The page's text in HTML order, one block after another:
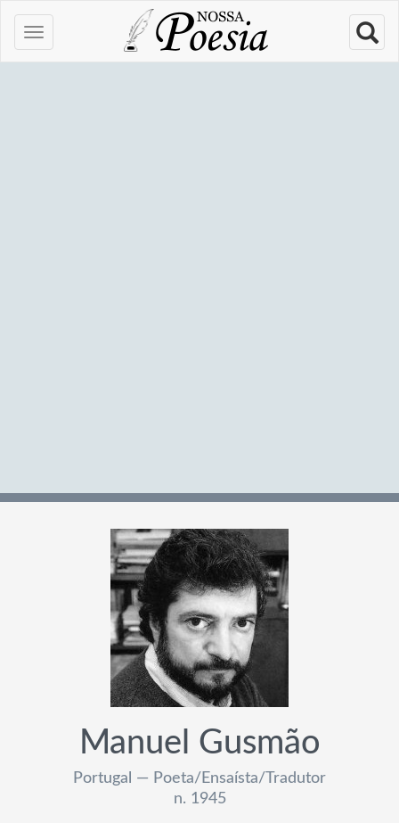
Manuel Gusmão
Portugal — Poeta/Ensaísta/Tradutor
n. 1945